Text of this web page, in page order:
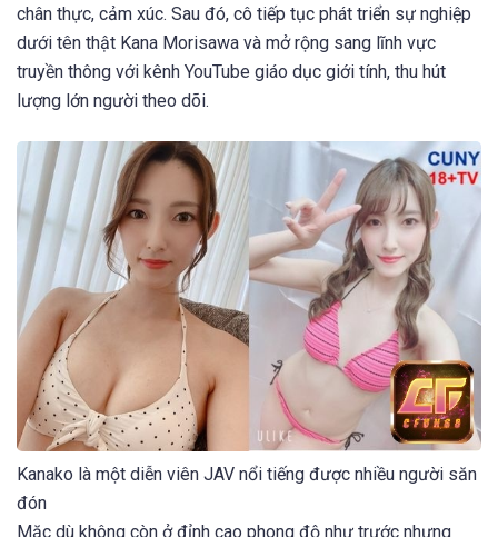
chân thực, cảm xúc. Sau đó, cô tiếp tục phát triển sự nghiệp
dưới tên thật Kana Morisawa và mở rộng sang lĩnh vực
truyền thông với kênh YouTube giáo dục giới tính, thu hút
lượng lớn người theo dõi.
Kanako là một diễn viên JAV nổi tiếng được nhiều người săn
đón
Mặc dù không còn ở đỉnh cao phong độ như trước nhưng